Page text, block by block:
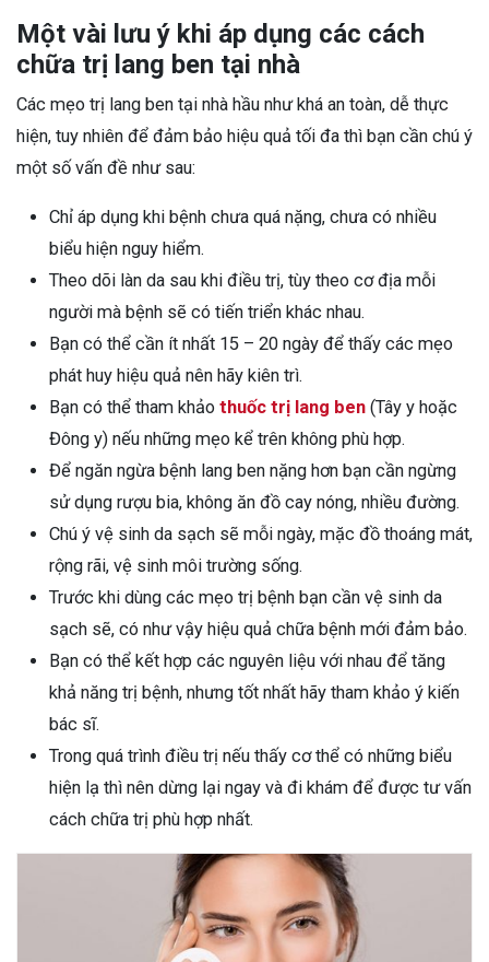
Một vài lưu ý khi áp dụng các cách
chữa trị lang ben tại nhà
Các mẹo trị lang ben tại nhà hầu như khá an toàn, dễ thực
hiện, tuy nhiên để đảm bảo hiệu quả tối đa thì bạn cần chú ý
một số vấn đề như sau:
Chỉ áp dụng khi bệnh chưa quá nặng, chưa có nhiều
biểu hiện nguy hiểm.
Theo dõi làn da sau khi điều trị, tùy theo cơ địa mỗi
người mà bệnh sẽ có tiến triển khác nhau.
Bạn có thể cần ít nhất 15 – 20 ngày để thấy các mẹo
phát huy hiệu quả nên hãy kiên trì.
Bạn có thể tham khảo thuốc trị lang ben (Tây y hoặc
Đông y) nếu những mẹo kể trên không phù hợp.
Để ngăn ngừa bệnh lang ben nặng hơn bạn cần ngừng
sử dụng rượu bia, không ăn đồ cay nóng, nhiều đường.
Chú ý vệ sinh da sạch sẽ mỗi ngày, mặc đồ thoáng mát,
rộng rãi, vệ sinh môi trường sống.
Trước khi dùng các mẹo trị bệnh bạn cần vệ sinh da
sạch sẽ, có như vậy hiệu quả chữa bệnh mới đảm bảo.
Bạn có thể kết hợp các nguyên liệu với nhau để tăng
khả năng trị bệnh, nhưng tốt nhất hãy tham khảo ý kiến
bác sĩ.
Trong quá trình điều trị nếu thấy cơ thể có những biểu
hiện lạ thì nên dừng lại ngay và đi khám để được tư vấn
cách chữa trị phù hợp nhất.